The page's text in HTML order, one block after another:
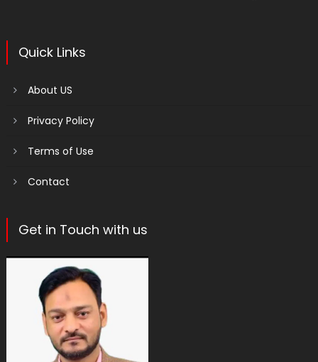
Quick Links
About US
Privacy Policy
Terms of Use
Contact
Get in Touch with us